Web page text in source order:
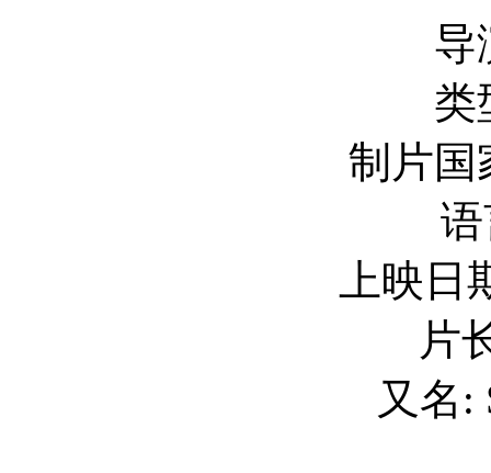
导
类
制片国
上映日
片
又名: